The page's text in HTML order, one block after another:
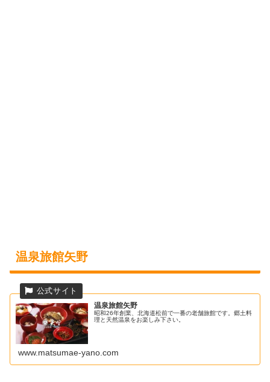
温泉旅館矢野
温泉旅館矢野
昭和26年創業、北海道松前で一番の老舗旅館です。郷土料
理と天然温泉をお楽しみ下さい。
www.matsumae-yano.com